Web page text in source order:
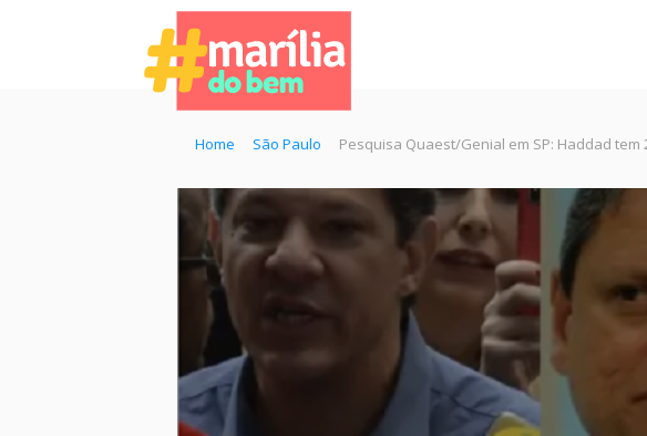
Home São Paulo Pesquisa Quaest/Genial em SP: Haddad tem